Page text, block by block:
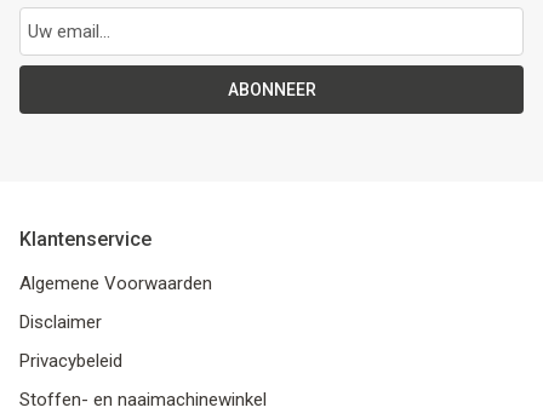
ABONNEER
Klantenservice
Algemene Voorwaarden
Disclaimer
Privacybeleid
Stoffen- en naaimachinewinkel